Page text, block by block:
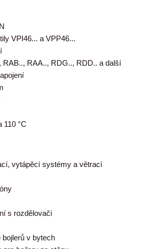
VPI46... a VPP46...
RAB.., RAA.., RDG.., RDD.. a další
110 °C
vytápěcí systémy a větrací
s rozdělovači
v bytech